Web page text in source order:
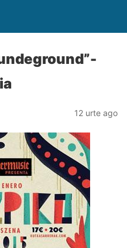
12 urte ago